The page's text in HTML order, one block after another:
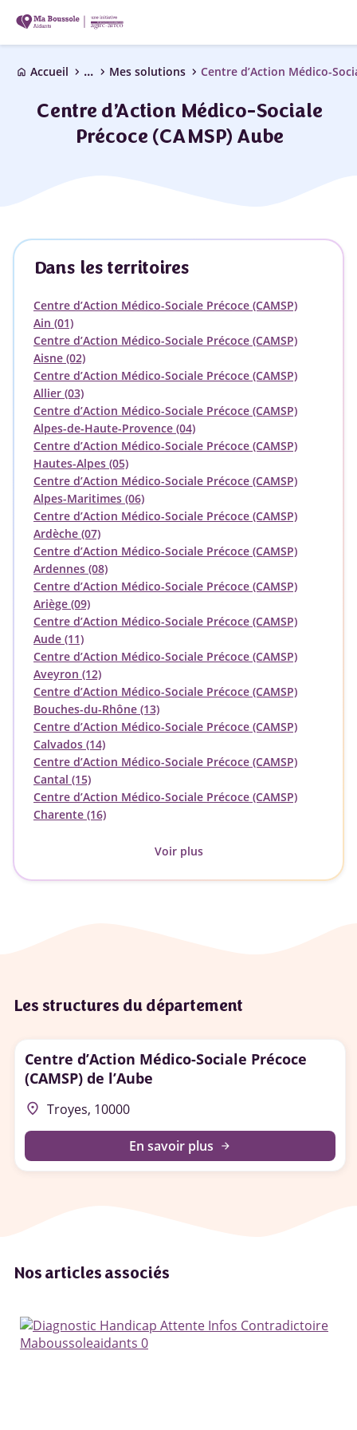
home Accueil chevron_right ... chevron_right Mes solutions chevron_right
Centre d’Action Médico-Sociale
Précoce (CAMSP) Aube
Dans les territoires
Centre d’Action Médico-Sociale Précoce (CAMSP)
Ain (01)
Centre d’Action Médico-Sociale Précoce (CAMSP)
Aisne (02)
Centre d’Action Médico-Sociale Précoce (CAMSP)
Allier (03)
Centre d’Action Médico-Sociale Précoce (CAMSP)
Alpes-de-Haute-Provence (04)
Centre d’Action Médico-Sociale Précoce (CAMSP)
Hautes-Alpes (05)
Centre d’Action Médico-Sociale Précoce (CAMSP)
Alpes-Maritimes (06)
Centre d’Action Médico-Sociale Précoce (CAMSP)
Ardèche (07)
Centre d’Action Médico-Sociale Précoce (CAMSP)
Ardennes (08)
Centre d’Action Médico-Sociale Précoce (CAMSP)
Ariège (09)
Centre d’Action Médico-Sociale Précoce (CAMSP)
Aude (11)
Centre d’Action Médico-Sociale Précoce (CAMSP)
Aveyron (12)
Centre d’Action Médico-Sociale Précoce (CAMSP)
Bouches-du-Rhône (13)
Centre d’Action Médico-Sociale Précoce (CAMSP)
Calvados (14)
Centre d’Action Médico-Sociale Précoce (CAMSP)
Cantal (15)
Centre d’Action Médico-Sociale Précoce (CAMSP)
Charente (16)
Voir plus
Les structures du département
Centre d’Action Médico-Sociale Précoce
(CAMSP) de l’Aube
place Troyes, 10000
En savoir plus arrow_forward
Nos articles associés